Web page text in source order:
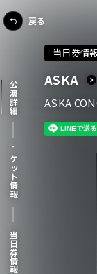
公演詳細
チケット情報
当日券情報
当日券情
ASKA
ASKA
戻る